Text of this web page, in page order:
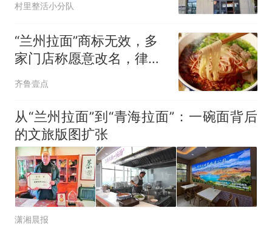
村里整活小分队
“兰州拉面”商标无效，多
家门店称愿意改名，律
师：最大风险来自不正当
竞争与虚假宣传
齐鲁壹点
从“兰州拉面”到“青海拉面”：一碗面背后
的文旅版图扩张
潇湘晨报